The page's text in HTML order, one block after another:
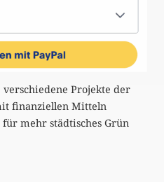
Projekte der
finanziellen Mitteln
mehr städtisches Grün